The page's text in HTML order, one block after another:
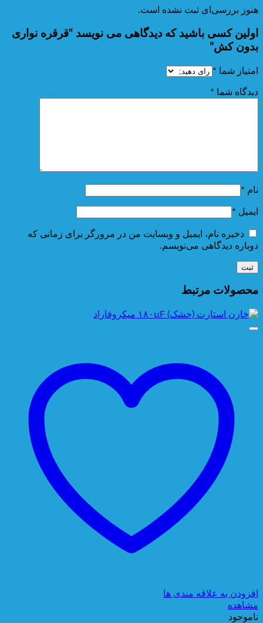
هنوز بررسی‌ای ثبت نشده است.
اولین کسی باشید که دیدگاهی می نویسد “قرقره نواری
بدون کش”
امتیاز شما *
دیدگاه شما *
نام *
ایمیل *
ذخیره نام، ایمیل و وبسایت من در مرورگر برای زمانی که
دوباره دیدگاهی می‌نویسم.
محصولات مرتبط
افزودن به علاقه مندی ها
مشاهده
ناموجود